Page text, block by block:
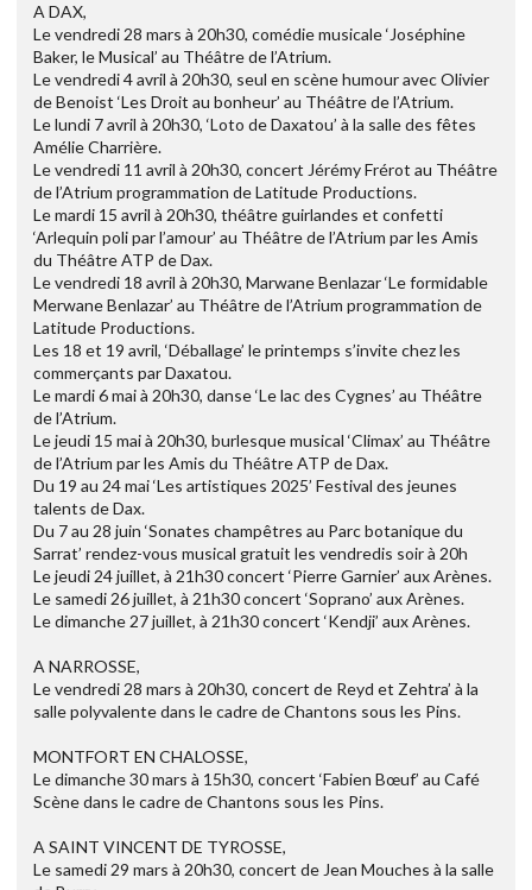
A DAX,
Le vendredi 28 mars à 20h30, comédie musicale ‘Joséphine
Baker, le Musical’ au Théâtre de l’Atrium.
Le vendredi 4 avril à 20h30, seul en scène humour avec Olivier
de Benoist ‘Les Droit au bonheur’ au Théâtre de l’Atrium.
Le lundi 7 avril à 20h30, ‘Loto de Daxatou’ à la salle des fêtes
Amélie Charrière.
Le vendredi 11 avril à 20h30, concert Jérémy Frérot au Théâtre
de l’Atrium programmation de Latitude Productions.
Le mardi 15 avril à 20h30, théâtre guirlandes et confetti
‘Arlequin poli par l’amour’ au Théâtre de l’Atrium par les Amis
du Théâtre ATP de Dax.
Le vendredi 18 avril à 20h30, Marwane Benlazar ‘Le formidable
Merwane Benlazar’ au Théâtre de l’Atrium programmation de
Latitude Productions.
Les 18 et 19 avril, ‘Déballage’ le printemps s’invite chez les
commerçants par Daxatou.
Le mardi 6 mai à 20h30, danse ‘Le lac des Cygnes’ au Théâtre
de l’Atrium.
Le jeudi 15 mai à 20h30, burlesque musical ‘Climax’ au Théâtre
de l’Atrium par les Amis du Théâtre ATP de Dax.
Du 19 au 24 mai ‘Les artistiques 2025’ Festival des jeunes
talents de Dax.
Du 7 au 28 juin ‘Sonates champêtres au Parc botanique du
Sarrat’ rendez-vous musical gratuit les vendredis soir à 20h
Le jeudi 24 juillet, à 21h30 concert ‘Pierre Garnier’ aux Arènes.
Le samedi 26 juillet, à 21h30 concert ‘Soprano’ aux Arènes.
Le dimanche 27 juillet, à 21h30 concert ‘Kendji’ aux Arènes.
A NARROSSE,
Le vendredi 28 mars à 20h30, concert de Reyd et Zehtra’ à la
salle polyvalente dans le cadre de Chantons sous les Pins.
MONTFORT EN CHALOSSE,
Le dimanche 30 mars à 15h30, concert ‘Fabien Bœuf’ au Café
Scène dans le cadre de Chantons sous les Pins.
A SAINT VINCENT DE TYROSSE,
Le samedi 29 mars à 20h30, concert de Jean Mouches à la salle